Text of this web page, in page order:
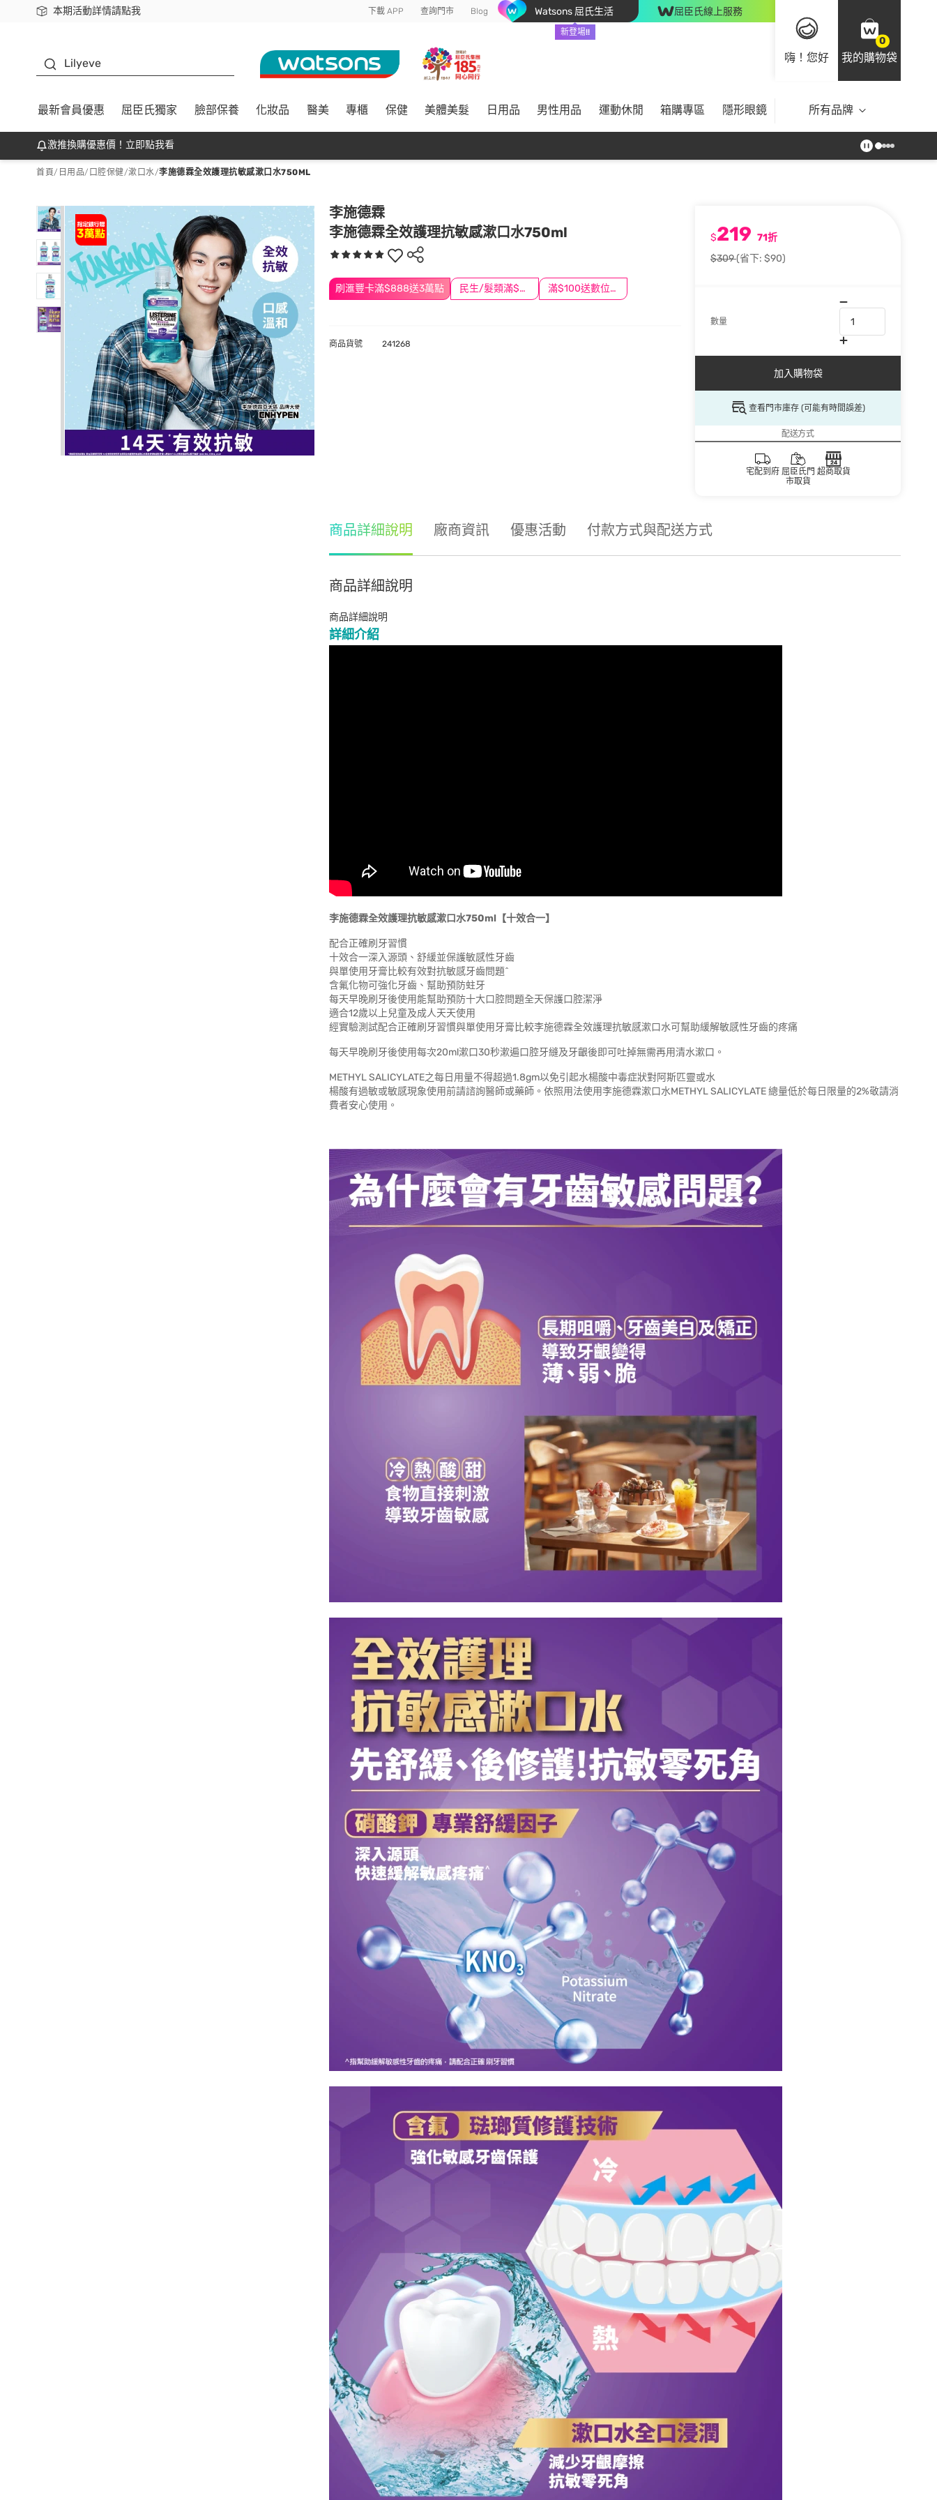
本期活動詳情請點我
下載app最高回饋$350 下載 APP 查詢門市 Blog Watsons 屈氏生活
新登場!!
屈臣氏線上服務
嗨！您好
0
我的購物袋
Lilyeve
最新會員優惠 屈臣氏獨家 臉部保養 化妝品 醫美 專櫃 保健 美體美髮 日用品 男性用品 運動休閒 箱購專區 隱形眼鏡 所有品牌
激推換購優惠價！立即點我看
首頁/ 日用品/ 口腔保健/漱口水/李施德霖全效護理抗敏感漱口水750ML
李施德霖
李施德霖全效護理抗敏感漱口水750ml
刷滙豐卡滿$888送3萬點 民生/髮類滿$388送舒潔冰巾 滿$100送數位印花
$219 71折
$309(省下: $90)
數量
加入購物袋
查看門市庫存 (可能有時間誤差)
配送方式
宅配到府 屈臣氏門
市取貨
超商取貨
商品貨號 241268
商品詳細說明 廠商資訊 優惠活動 付款方式與配送方式
商品詳細說明
商品詳細說明
詳細介紹
李施德霖全效護理抗敏感漱口水750ml【十效合一】
配合正確刷牙習慣
十效合一深入源頭、舒緩並保護敏感性牙齒
與單使用牙膏比較有效對抗敏感牙齒問題^
含氟化物可強化牙齒、幫助預防蛀牙
每天早晚刷牙後使用能幫助預防十大口腔問題全天保護口腔潔淨
適合12歲以上兒童及成人天天使用
經實驗測試配合正確刷牙習慣與單使用牙膏比較李施德霖全效護理抗敏感漱口水可幫助緩解敏感性牙齒的疼痛
每天早晚刷牙後使用每次20ml漱口30秒漱遍口腔牙縫及牙齦後即可吐掉無需再用清水漱口。
METHYL SALICYLATE之每日用量不得超過1.8gm以免引起水楊酸中毒症狀對阿斯匹靈或水
楊酸有過敏或敏感現象使用前請諮詢醫師或藥師。依照用法使用李施德霖漱口水METHYL SALICYLATE 總量低於每日限量的2%敬請消
費者安心使用。